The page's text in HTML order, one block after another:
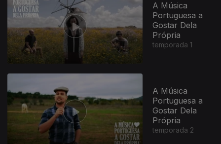
A Música
Portuguesa a
Gostar Dela
Própria
temporada 1
A Música
Portuguesa a
Gostar Dela
Própria
temporada 2